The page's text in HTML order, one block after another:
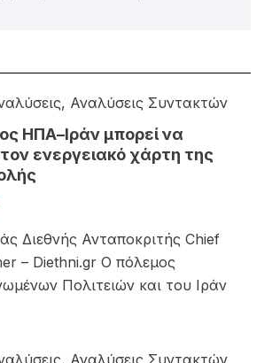
, Αναλύσεις Συντακτών
ΗΠΑ–Ιράν μπορεί να
ενεργειακό χάρτη της
Διεθνής Ανταποκριτής Chief
– Diethni.gr Ο πόλεμος
Πολιτειών και του Ιράν